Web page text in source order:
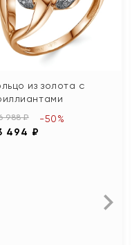
из золота с
988 ₽
494 ₽
-50%